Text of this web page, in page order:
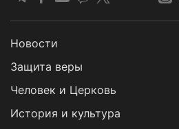
Новости
Защита веры
Человек и Церковь
История и культура